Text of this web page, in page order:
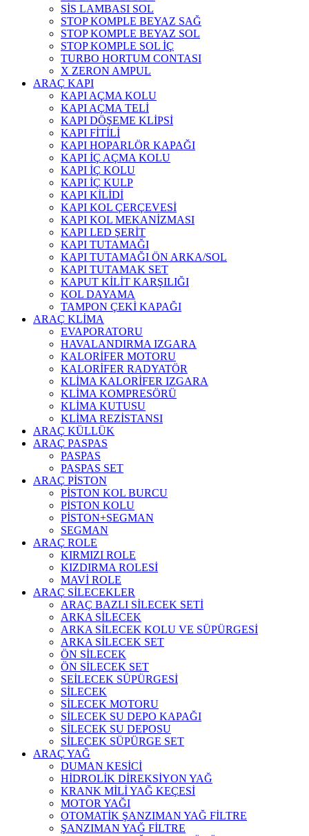
SİS LAMBASI SOL
STOP KOMPLE BEYAZ SAĞ
STOP KOMPLE BEYAZ SOL
STOP KOMPLE SOL İÇ
TURBO HORTUM CONTASI
X ZERON AMPUL
ARAÇ KAPI
KAPI AÇMA KOLU
KAPI AÇMA TELİ
KAPI DÖŞEME KLİPSİ
KAPI FİTİLİ
KAPI HOPARLÖR KAPAĞI
KAPI İÇ AÇMA KOLU
KAPI İÇ KOLU
KAPI İÇ KULP
KAPI KİLİDİ
KAPI KOL ÇERÇEVESİ
KAPI KOL MEKANİZMASI
KAPI LED ŞERİT
KAPI TUTAMAĞI
KAPI TUTAMAĞI ÖN ARKA/SOL
KAPI TUTAMAK SET
KAPUT KİLİT KARŞILIĞI
KOL DAYAMA
TAMPON ÇEKİ KAPAĞI
ARAÇ KLİMA
EVAPORATORU
HAVALANDIRMA IZGARA
KALORİFER MOTORU
KALORİFER RADYATÖR
KLİMA KALORİFER IZGARA
KLİMA KOMPRESÖRÜ
KLİMA KUTUSU
KLİMA REZİSTANSI
ARAÇ KÜLLÜK
ARAÇ PASPAS
PASPAS
PASPAS SET
ARAÇ PİSTON
PİSTON KOL BURCU
PİSTON KOLU
PİSTON+SEGMAN
SEGMAN
ARAÇ ROLE
KIRMIZI ROLE
KIZDIRMA ROLESİ
MAVİ ROLE
ARAÇ SİLECEKLER
ARAÇ BAZLI SİLECEK SETİ
ARKA SİLECEK
ARKA SİLECEK KOLU VE SÜPÜRGESİ
ARKA SİLECEK SET
ÖN SİLECEK
ÖN SİLECEK SET
SEİLECEK SÜPÜRGESİ
SİLECEK
SİLECEK MOTORU
SİLECEK SU DEPO KAPAĞI
SİLECEK SU DEPOSU
SİLECEK SÜPÜRGE SET
ARAÇ YAĞ
DUMAN KESİCİ
HİDROLİK DİREKSİYON YAĞ
KRANK MİLİ YAĞ KEÇESİ
MOTOR YAĞI
OTOMATİK ŞANZIMAN YAĞ FİLTRE
ŞANZIMAN YAĞ FİLTRE